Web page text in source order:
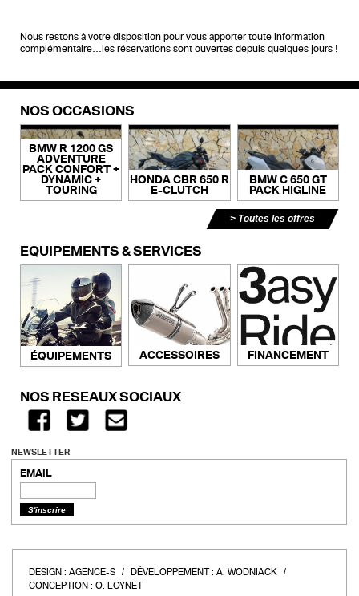
Nous restons à votre disposition pour vous apporter toute information
complémentaire…les réservations sont ouvertes depuis quelques jours !
NOS OCCASIONS
BMW R 1200 GS
ADVENTURE
PACK CONFORT +
DYNAMIC +
TOURING
HONDA CBR 650 R
E-CLUTCH
BMW C 650 GT
PACK HIGLINE
Toutes les offres
ÉQUIPEMENTS & SERVICES
ÉQUIPEMENTS ACCESSOIRES FINANCEMENT
NOS RÉSEAUX SOCIAUX
NEWSLETTER
EMAIL
DESIGN : AGENCE-S DÉVELOPPEMENT : A. WODNIACK
CONCEPTION : O. LOYNET